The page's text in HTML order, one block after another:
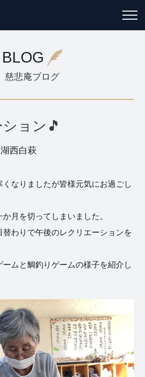
BLOG
慈悲庵ブログ
ョン🎵
湖西白萩
くなりましたが皆様元気にお過ごし
月を切ってしまいました。
替わりで午後のレクリエーションを
ムと鯛釣りゲームの様子を紹介し